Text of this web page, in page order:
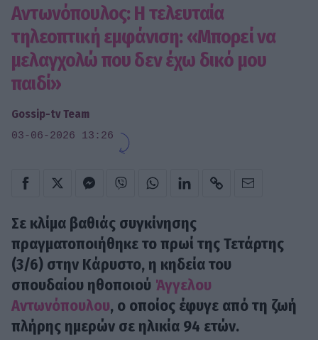
Αντωνόπουλος: Η τελευταία
τηλεοπτική εμφάνιση: «Μπορεί να
μελαγχολώ που δεν έχω δικό μου
παιδί»
Gossip-tv Team
03-06-2026 13:26
Σε κλίμα βαθιάς συγκίνησης
πραγματοποιήθηκε το πρωί της Τετάρτης
(3/6) στην Κάρυστο, η κηδεία του
σπουδαίου ηθοποιού Άγγελου
Αντωνόπουλου, ο οποίος έφυγε από τη ζωή
πλήρης ημερών σε ηλικία 94 ετών.